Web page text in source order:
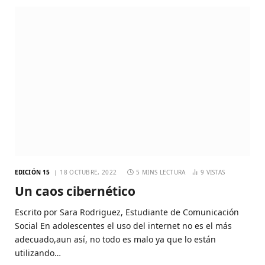
EDICIÓN 15 18 OCTUBRE, 2022 5 MINS LECTURA 9 VISTAS
Un caos cibernético
Escrito por Sara Rodriguez, Estudiante de Comunicación
Social En adolescentes el uso del internet no es el más
adecuado,aun así, no todo es malo ya que lo están
utilizando…